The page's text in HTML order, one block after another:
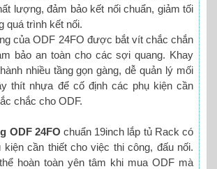
lượng, đảm bảo kết nối chuẩn, giảm tối
quá trình kết nối.
của ODF 24FO được bắt vít chắc chắn
bảo an toàn cho các sợi quang. Khay
nhiều tầng gọn gàng, dễ quản lý mối
thít nhựa để cố định các phụ kiện cần
chắc cho ODF.
ODF 24FO chuẩn 19inch lắp tủ Rack có
cần thiết cho việc thi công, đấu nối.
hoàn toàn yên tâm khi mua ODF mà